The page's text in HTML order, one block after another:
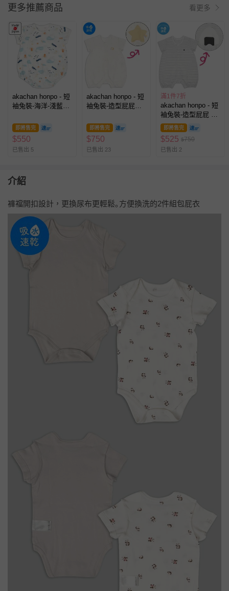
更多推薦商品 看更多
akachan honpo - 短
袖兔裝-海洋-淺藍色-
即將售完
$550
已售出 5
akachan honpo - 短
袖兔裝-造型屁屁吸
即將售完
$750
已售出 23
滿1件7折
akachan honpo - 短
袖兔裝-造型屁屁 吸
水速乾-灰色
即將售完
$525 $750
已售出 2
介紹
褲襠開扣設計，更換尿布更輕鬆｡方便換洗的2件組包屁衣